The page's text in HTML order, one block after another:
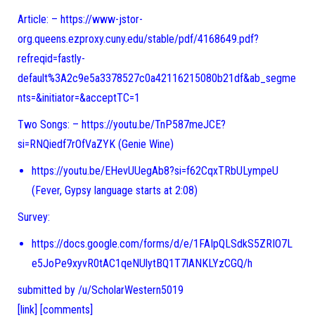
Article: – https://www-jstor-
org.queens.ezproxy.cuny.edu/stable/pdf/4168649.pdf?
refreqid=fastly-
default%3A2c9e5a3378527c0a42116215080b21df&ab_segme
nts=&initiator=&acceptTC=1
Two Songs: – https://youtu.be/TnP587meJCE?
si=RNQiedf7rOfVaZYK (Genie Wine)
https://youtu.be/EHevUUegAb8?si=f62CqxTRbULympeU
(Fever, Gypsy language starts at 2:08)
Survey:
https://docs.google.com/forms/d/e/1FAIpQLSdkS5ZRIO7L
e5JoPe9xyvR0tAC1qeNUlytBQ1T7lANKLYzCGQ/h
submitted by /u/ScholarWestern5019
[link] [comments]